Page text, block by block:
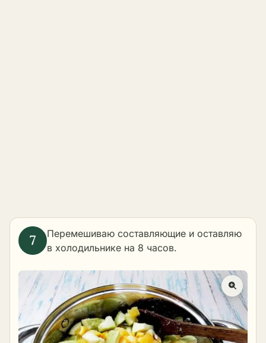
Перемешиваю составляющие и оставляю
в холодильнике на 8 часов.